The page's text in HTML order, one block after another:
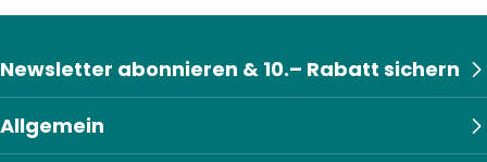
Allgemein
Newsletter abonnieren & 10.– Rabatt sichern